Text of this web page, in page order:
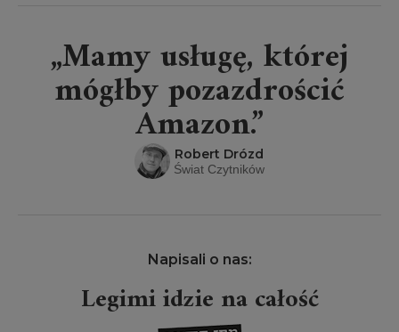
„Mamy usługę, której
mógłby pozazdrościć
Amazon.”
Robert Drózd
Świat Czytników
Napisali o nas:
Legimi idzie na całość